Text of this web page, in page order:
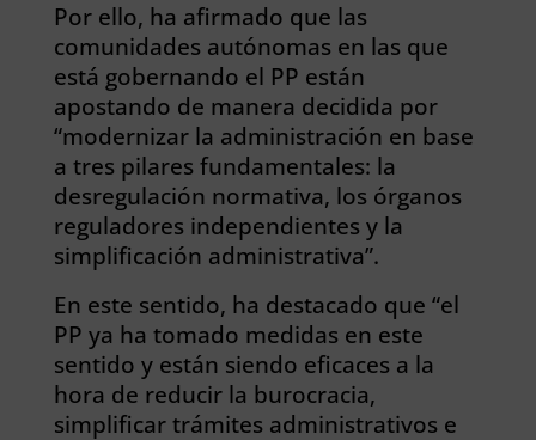
Por ello, ha afirmado que las
comunidades autónomas en las que
está gobernando el PP están
apostando de manera decidida por
“modernizar la administración en base
a tres pilares fundamentales: la
desregulación normativa, los órganos
reguladores independientes y la
simplificación administrativa”.
En este sentido, ha destacado que “el
PP ya ha tomado medidas en este
sentido y están siendo eficaces a la
hora de reducir la burocracia,
simplificar trámites administrativos e